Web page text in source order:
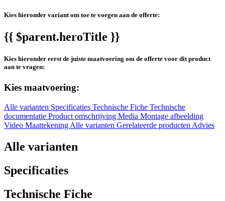
Kies hieronder variant om toe te voegen aan de offerte:
{{ $parent.heroTitle }}
Kies hieronder eerst de juiste maatvoering om de offerte voor dit product
aan te vragen:
Kies maatvoering:
Alle varianten Specificaties Technische Fiche Technische
documentatie Product omschrijving Media Montage afbeelding
Video Maattekening Alle varianten Gerelateerde producten Advies
Alle varianten
Specificaties
Technische Fiche